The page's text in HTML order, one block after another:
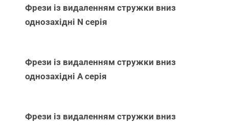
Фрези із видаленням стружки вниз
однозахідні N серія
Фрези із видаленням стружки вниз
однозахідні А серія
Фрези із видаленням стружки вниз